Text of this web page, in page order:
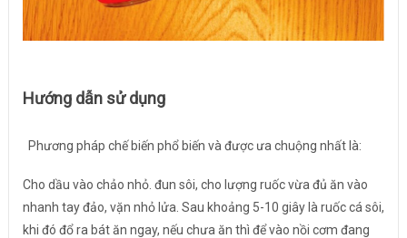
Hướng dẫn sử dụng
Phương pháp chế biến phổ biến và được ưa chuộng nhất là:
Cho dầu vào chảo nhỏ. đun sôi, cho lượng ruốc vừa đủ ăn vào
nhanh tay đảo, vặn nhỏ lửa. Sau khoảng 5-10 giây là ruốc cá sôi,
khi đó đổ ra bát ăn ngay, nếu chưa ăn thì để vào nồi cơm đang